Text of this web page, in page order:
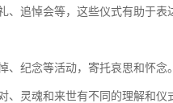
追悼会等，这些仪式有助于
纪念等活动，寄托哀思和怀念。
灵魂和来世有不同的理解和仪